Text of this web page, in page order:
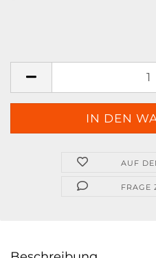
AUF
FRAGE